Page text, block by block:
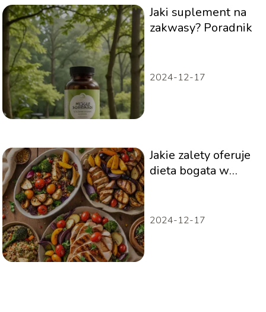
Jaki suplement na
zakwasy? Poradnik
2024-12-17
Jakie zalety oferuje
dieta bogata w
2024-12-17